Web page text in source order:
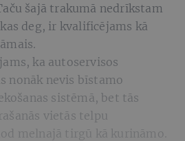
šajā trakumā nedrīkstam
deg, ir kvalificējams kā
ka autoservisos
nonāk nevis bīstamo
sistēmā, bet tās
vietās telpu
melnajā tirgū kā kurināmo.